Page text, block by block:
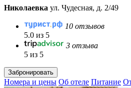
Николаевка ул. Чудесная, д. 2/49
10 отзывов
5.0 из 5
3 отзыва
5 из 5
Забронировать
Номера и цены Об отеле Питание